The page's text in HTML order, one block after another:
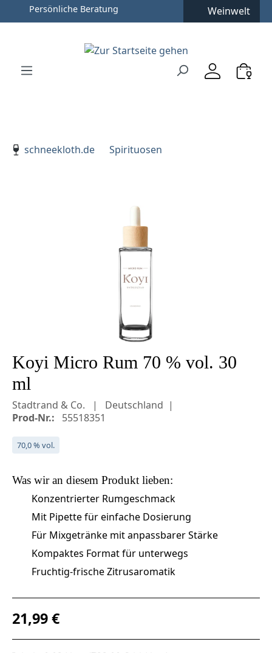
Zum Hauptinhalt springen
Zur Hauptnavigation springen
Persönliche Beratung Weinwelt
schneekloth.de
Spirituosen
Koyi Micro Rum 70 % vol. 30
ml
Stadtrand & Co.
Deutschland
Prod-Nr.:
55518351
70,0 % vol.
Was wir an diesem Produkt lieben:
Konzentrierter Rumgeschmack
Mit Pipette für einfache Dosierung
Für Mixgetränke mit anpassbarer Stärke
Kompaktes Format für unterwegs
Fruchtig-frische Zitrusaromatik
Regulärer Preis:
21,99 €